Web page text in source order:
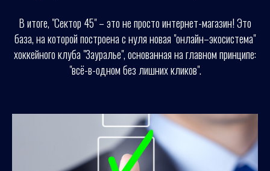
В итоге, "Сектор 45" – это не просто интернет-магазин! Это
база, на которой построена с нуля новая "онлайн–экосистема"
хоккейного клуба "Зауралье", основанная на главном принципе:
"всё-в-одном без лишних кликов".